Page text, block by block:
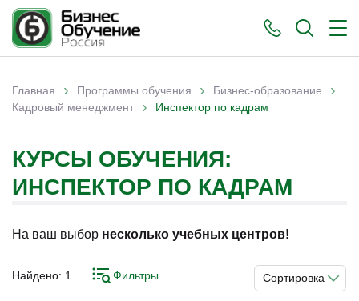
Вы здесь
Главная › Программы обучения › Бизнес-образование ›
Кадровый менеджмент › Инспектор по кадрам
КУРСЫ ОБУЧЕНИЯ:
ИНСПЕКТОР ПО КАДРАМ
На ваш выбор несколько учебных центров!
Сортировка
Найдено: 1 Фильтры